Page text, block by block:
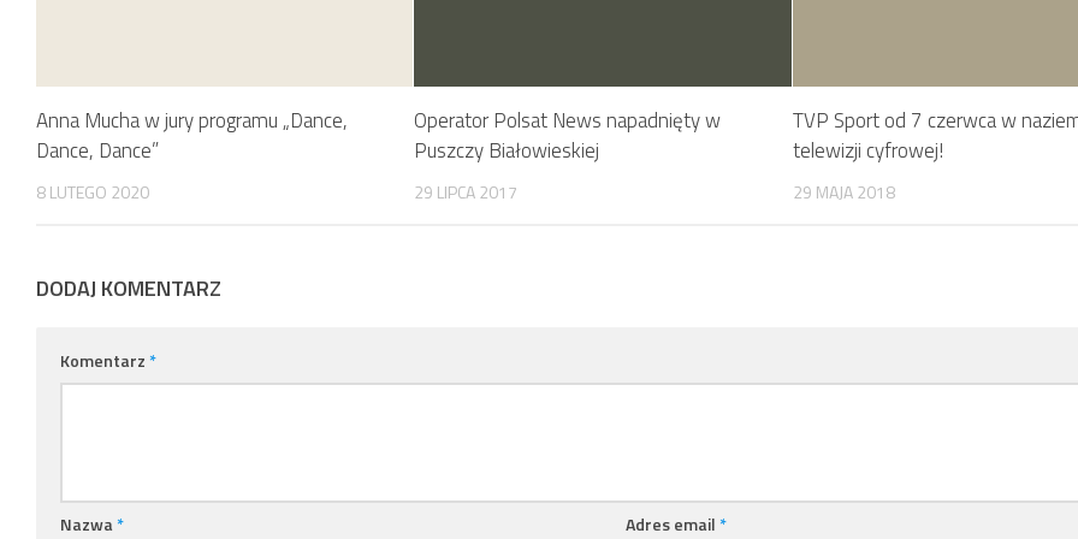
Anna Mucha w jury programu „Dance,
Dance, Dance”
8 LUTEGO 2020
Operator Polsat News napadnięty w
Puszczy Białowieskiej
29 LIPCA 2017
TVP Sport od 7 czerwca w
telewizji cyfrowej!
29 MAJA 2018
DODAJ KOMENTARZ
Komentarz*
Nazwa* Adres email*